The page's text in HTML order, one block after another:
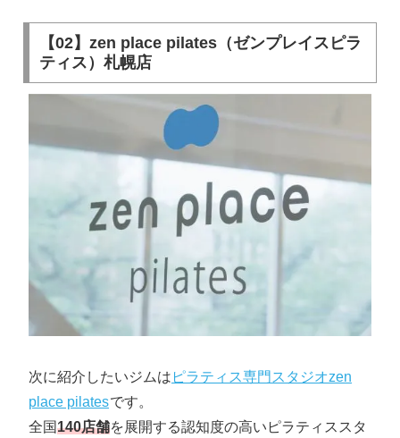
【02】zen place pilates（ゼンプレイスピラ
ティス）札幌店
次に紹介したいジムは ピラティス専門スタジオzen
place pilatesです。
全国140店舗を展開する認知度の高いピラティススタ